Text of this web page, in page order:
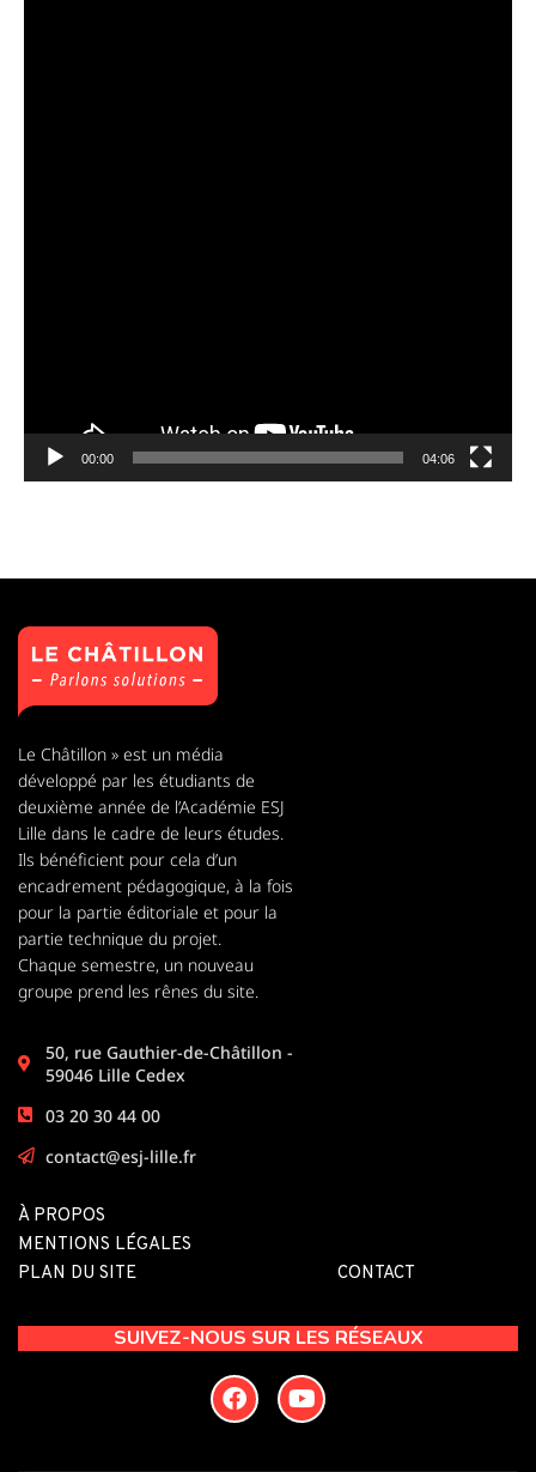
00:00 04:06
Le Châtillon » est un média
développé par les étudiants de
deuxième année de l’Académie ESJ
Lille dans le cadre de leurs études.
Ils bénéficient pour cela d’un
encadrement pédagogique, à la fois
pour la partie éditoriale et pour la
partie technique du projet.
Chaque semestre, un nouveau
groupe prend les rênes du site.
50, rue Gauthier-de-Châtillon -
59046 Lille Cedex
03 20 30 44 00
contact@esj-lille.fr
À PROPOS
MENTIONS LÉGALES
PLAN DU SITE
CONTACT
SUIVEZ-NOUS SUR LES RÉSEAUX